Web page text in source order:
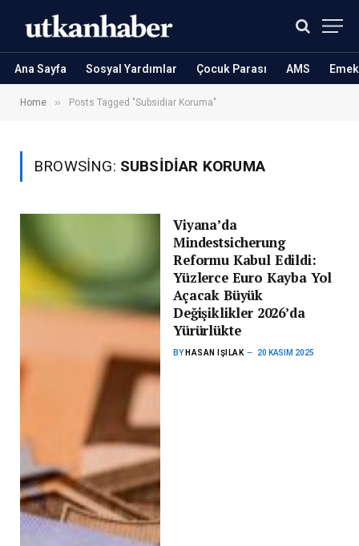
Ana Sayfa Sosyal Yardımlar Çocuk Parası AMS
Home » Posts Tagged "Subsidiar Koruma"
BROWSING: SUBSIDIAR KORUMA
Viyana’da
Mindestsicherung
Reformu Kabul Edildi:
Yüzlerce Euro Kayba Yol
Açacak Büyük
Değişiklikler 2026’da
Yürürlükte
BY HASAN IŞILAK 20 KASIM 2025